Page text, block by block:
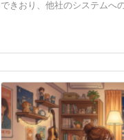
できおり、他社のシステムへ